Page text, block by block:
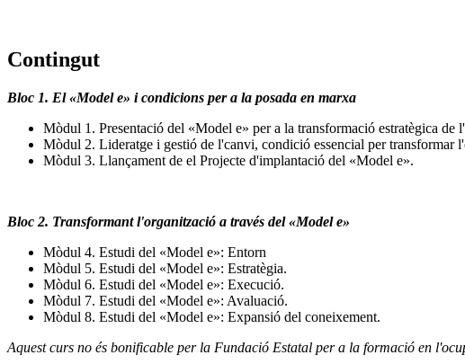
Contingut
Bloc 1. El «Model e» i condicions per a la posada en marxa
Mòdul 1. Presentació del «Model e» per a la transformació estratègica de
Mòdul 2. Lideratge i gestió de l'canvi, condició essencial per transformar
Mòdul 3. Llançament de el Projecte d'implantació del «Model e».
Bloc 2. Transformant l'organització a través del «Model e»
Mòdul 4. Estudi del «Model e»: Entorn
Mòdul 5. Estudi del «Model e»: Estratègia.
Mòdul 6. Estudi del «Model e»: Execució.
Mòdul 7. Estudi del «Model e»: Avaluació.
Mòdul 8. Estudi del «Model e»: Expansió del coneixement.
Aquest curs no és bonificable per la Fundació Estatal per a la formació en